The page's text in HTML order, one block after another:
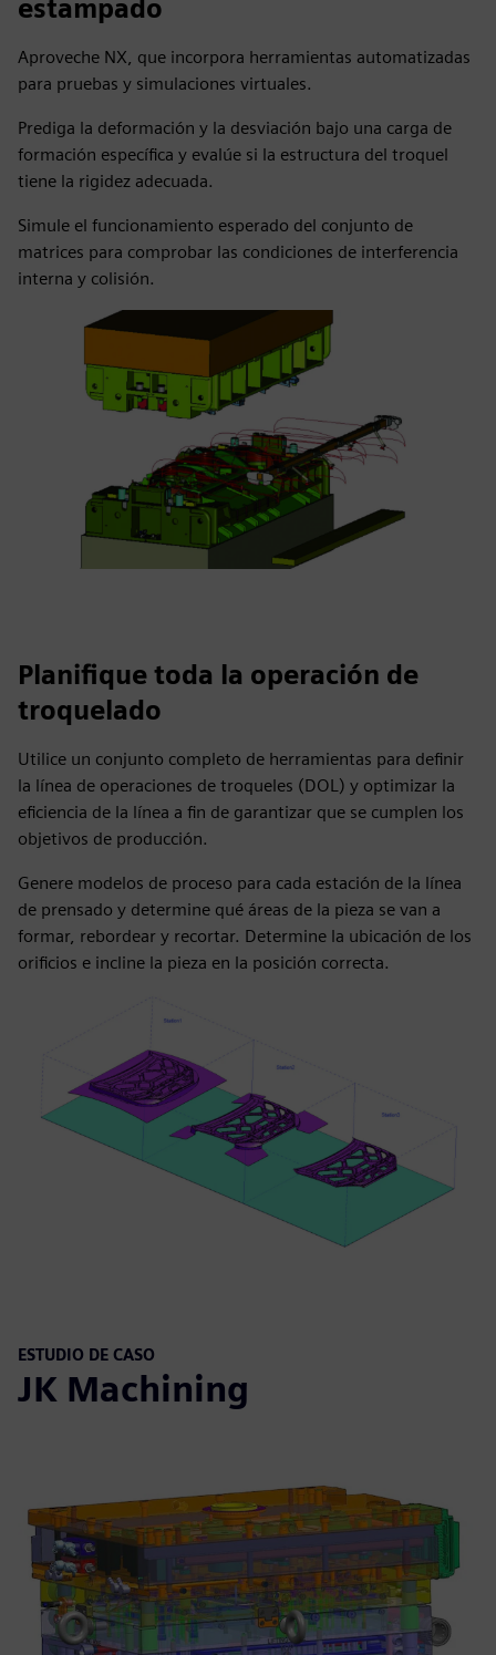
estampado
Aproveche NX, que incorpora herramientas automatizadas
para pruebas y simulaciones virtuales.
Prediga la deformación y la desviación bajo una carga de
formación específica y evalúe si la estructura del troquel
tiene la rigidez adecuada.
Simule el funcionamiento esperado del conjunto de
matrices para comprobar las condiciones de interferencia
interna y colisión.
Planifique toda la operación de
troquelado
Utilice un conjunto completo de herramientas para definir
la línea de operaciones de troqueles (DOL) y optimizar la
eficiencia de la línea a fin de garantizar que se cumplen los
objetivos de producción.
Genere modelos de proceso para cada estación de la línea
de prensado y determine qué áreas de la pieza se van a
formar, rebordear y recortar. Determine la ubicación de los
orificios e incline la pieza en la posición correcta.
ESTUDIO DE CASO
JK Machining